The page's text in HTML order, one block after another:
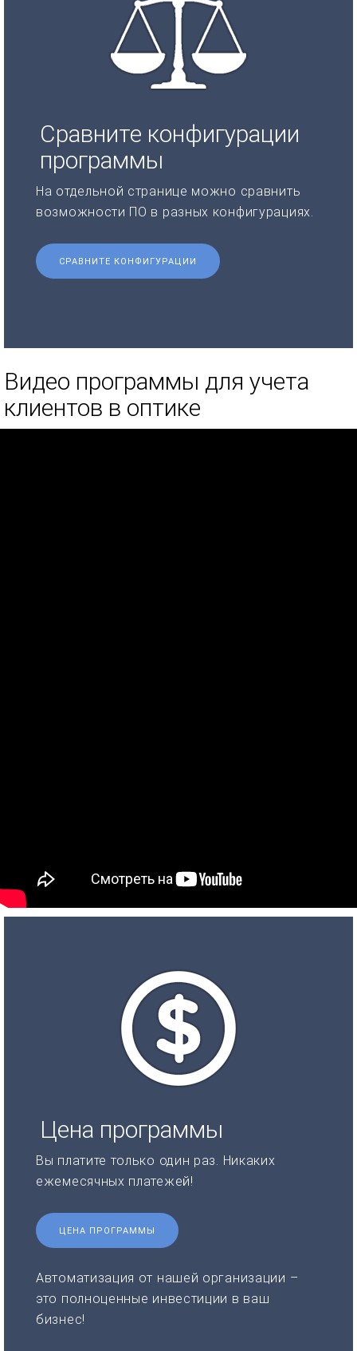
Сравните конфигурации
программы
На отдельной странице можно сравнить
возможности ПО в разных конфигурациях.
СРАВНИТЕ КОНФИГУРАЦИИ
Видео программы для учета
клиентов в оптике
Цена программы
Вы платите только один раз. Никаких
ежемесячных платежей!
ЦЕНА ПРОГРАММЫ
Автоматизация от нашей организации –
это полноценные инвестиции в ваш
бизнес!